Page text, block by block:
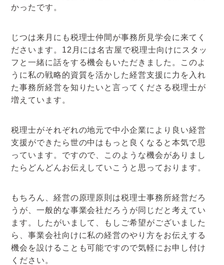
かったです。
じつは来月にも税理士仲間が事務所見学会に来てく
ださいます。12月には名古屋で税理士向けにスタッ
フと一緒に話をする機会もいただきました。このよ
うに私の戦略的資質を活かした経営支援に力を入れ
た事務所経営を知りたいと言ってくださる税理士が
増えています。
税理士がそれぞれの地元で中小企業により良い経営
支援ができたら世の中はもっと良くなると本気で思
っています。ですので、このような機会がありまし
たらどんどんお伝えしていこうと思っております。
もちろん、経営の原理原則は税理士事務所経営だろ
うが、一般的な事業会社だろうが同じだと考えてい
ます。したがいまして、もしご希望がございました
ら、事業会社向けに私の経営のやり方をお伝えする
機会を設けることも可能ですので気軽にお申し付け
ください。